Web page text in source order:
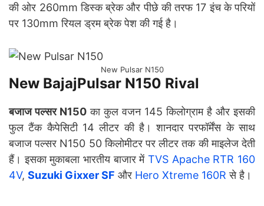
की ओर 260mm डिस्क ब्रेक और पीछे की तरफ 17 इंच के परियों
पर 130mm रियल ड्रम ब्रेक पेश की गई है।
New Pulsar N150
New BajajPulsar N150 Rival
बजाज पल्सर N150 का कुल वजन 145 किलोग्राम है और इसकी
फुल टैंक कैपेसिटी 14 लीटर की है। शानदार परफॉर्मेंस के साथ
बजाज पल्सर N150 50 किलोमीटर पर लीटर तक की माइलेज देती
हैं। इसका मुकाबला भारतीय बाजार में TVS Apache RTR 160
4V, Suzuki Gixxer SF और Hero Xtreme 160Rसे है।